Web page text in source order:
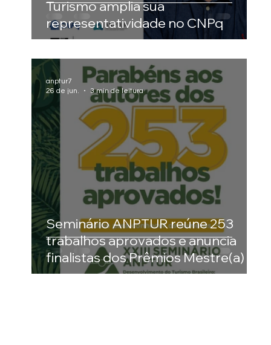
Turismo amplia sua
representatividade no CNPq
Seminário ANPTUR reúne 253
trabalhos aprovados e anuncia
finalistas dos Prêmios Mestre(a) e
Doutor(a) Destaque
anptur7
26 de jun.
3 min de leitura